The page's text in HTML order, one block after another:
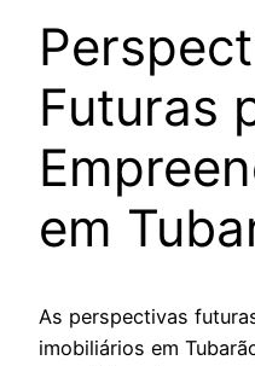
Futuras
em
As perspectivas
imobiliários em